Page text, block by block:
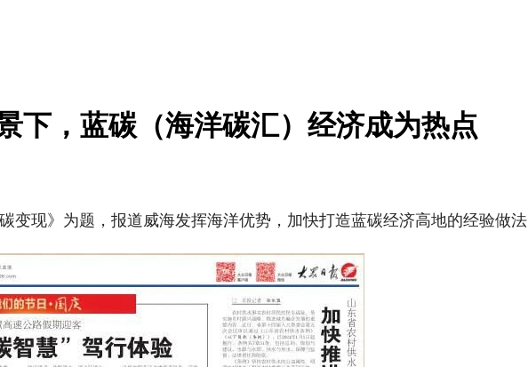
下，蓝碳（海洋碳汇）经济成为热点
变现》为题，报道威海发挥海洋优势，加快打造蓝碳经济高地的经验